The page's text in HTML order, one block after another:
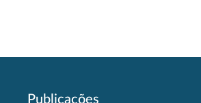
Publicações